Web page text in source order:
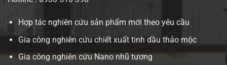
Hợp tác nghiên cứu sản phẩm mới theo yêu cầu
Gia công nghiên cứu chiết xuất tinh dầu thảo mộc
Gia công nghiên cứu Nano nhũ tương